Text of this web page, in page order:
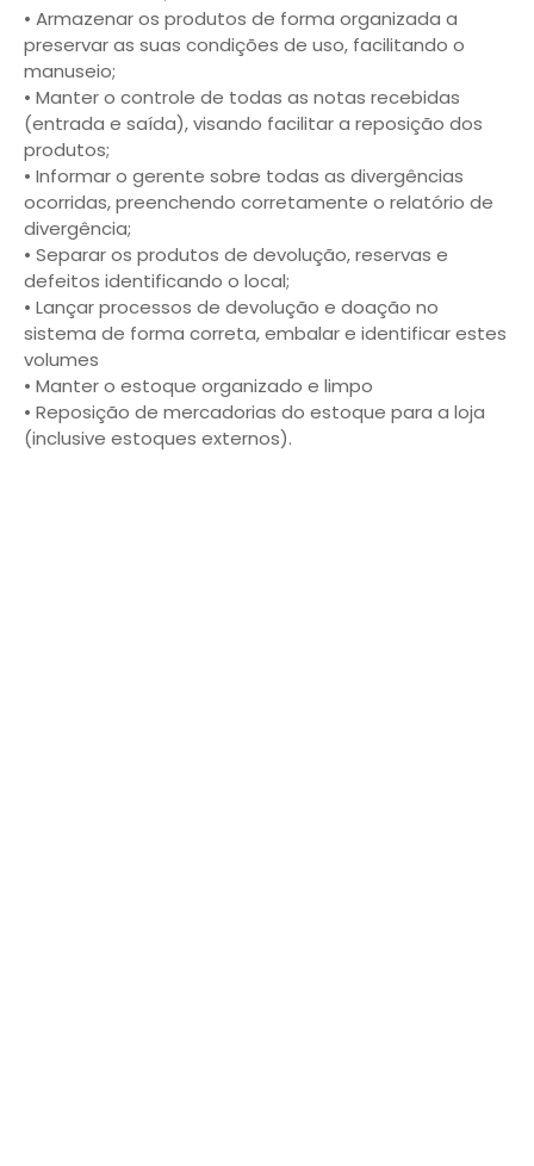
• Armazenar os produtos de forma organizada a
preservar as suas condições de uso, facilitando o
manuseio;
• Manter o controle de todas as notas recebidas
(entrada e saída), visando facilitar a reposição dos
produtos;
• Informar o gerente sobre todas as divergências
ocorridas, preenchendo corretamente o relatório de
divergência;
• Separar os produtos de devolução, reservas e
defeitos identificando o local;
• Lançar processos de devolução e doação no
sistema de forma correta, embalar e identificar estes
volumes
• Manter o estoque organizado e limpo
• Reposição de mercadorias do estoque para a loja
(inclusive estoques externos).